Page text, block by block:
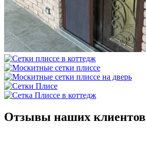
Отзывы наших клиентов